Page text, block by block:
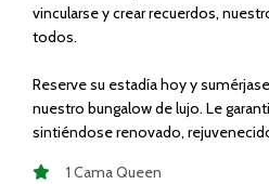
vincularse y crear recuerdos,
todos.
Reserve su estadía hoy y
nuestro bungalow de lujo. Le
sintiéndose renovado,
1 Cama Queen